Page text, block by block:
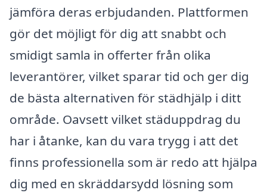
jämföra deras erbjudanden. Plattformen
gör det möjligt för dig att snabbt och
smidigt samla in offerter från olika
leverantörer, vilket sparar tid och ger dig
de bästa alternativen för städhjälp i ditt
område. Oavsett vilket städuppdrag du
har i åtanke, kan du vara trygg i att det
finns professionella som är redo att hjälpa
dig med en skräddarsydd lösning som